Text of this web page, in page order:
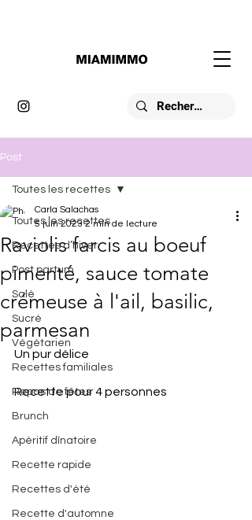
Post
Toutes les recettes
Recettes d’hiver
Post partum
Salé
Sucré
Végétarien
Recettes familiales
Repas de fêtes
Brunch
Apéritif dînatoire
Recette rapide
Recettes d'été
Recette d'automne
Toutes les recettes
Raviolis farcis au boeuf
pimenté, sauce tomate
crémeuse à l'ail, basilic,
parmesan
Carla Salachas
5 juin 2023 2 min de lecture
Un pur délice
Recette pour 4 personnes